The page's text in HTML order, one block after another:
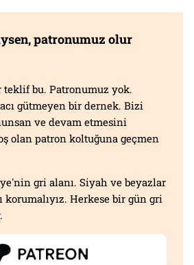
patronumuz olur
bu. Patronumuz yok.
gütmeyen bir dernek. Bizi
ve devam etmesini
olan patron koltuğuna geçmen
gri alanı. Siyah ve beyazlar
korumalıyız. Herkese bir gün gri